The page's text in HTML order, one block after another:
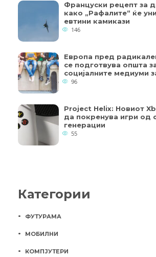
Француски рецепт за
како „Рафалите“ ќе
евтини камикази
146
Европа пред
се подготвува општа
социјалните медиуми
96
Project Helix: Новиот
да покренува игри од
генерации
55
Категории
ФУТУРАМА
МОБИЛНИ
КОМПЈУТЕРИ